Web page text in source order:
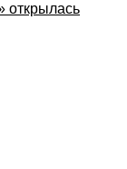
открылась